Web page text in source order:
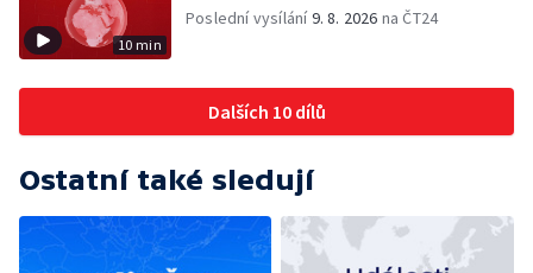
10 min
Poslední vysílání9. 8. 2026 na ČT24
Dalších 10 dílů
Ostatní také sledují